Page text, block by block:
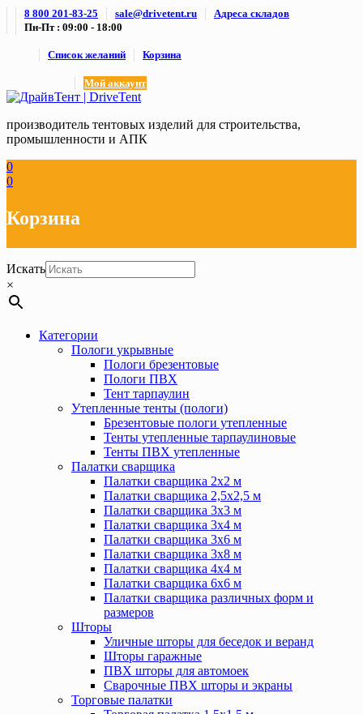
Skip8 800 201-83-25 sale@drivetent.ru
Адреса складов
Пн-Пт : 09:00 - 18:00
Список желаний Корзина
Мой аккаунт
производитель тентовых изделий для строительства,
промышленности и АПК
0
0
Корзина
Искать
×
Категории
Пологи укрывные
Пологи брезентовые
Пологи ПВХ
Тент тарпаулин
Утепленные тенты (пологи)
Брезентовые пологи утепленные
Тенты утепленные тарпаулиновые
Тенты ПВХ утепленные
Палатки сварщика
Палатки сварщика 2х2 м
Палатки сварщика 2,5х2,5 м
Палатки сварщика 3х3 м
Палатки сварщика 3х4 м
Палатки сварщика 3х6 м
Палатки сварщика 3х8 м
Палатки сварщика 4х4 м
Палатки сварщика 6х6 м
Палатки сварщика различных форм и
размеров
Шторы
Уличные шторы для беседок и веранд
Шторы гаражные
ПВХ шторы для автомоек
Сварочные ПВХ шторы и экраны
Торговые палатки